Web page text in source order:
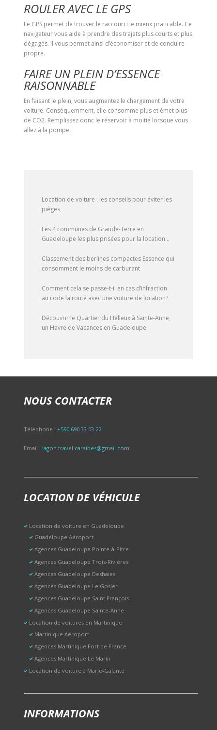
ROULER AVEC LE GPS
Le GPS permet de trouver le raccourci le mieux praticable. Ce
navigateur vous aide à prendre des trajets plus courts et plus
dégagés. Il vous permet ainsi d’économiser et de conduire
propre.
FAIRE UN PLEIN D’ESSENCE
RAISONNABLE
En faisant le plein, vous augmentez le chargement de votre
voiture. Conséquemment, elle consomme plus et émet plus
de CO2. Remplissez donc le réservoir à moitié lorsque vous
allez à la pompe.
Location de voiture : les conseils pour éviter les
pièges
Les 4 communes de Grande-Terre en
Guadeloupe les plus prisées pour la location
Classement des berlines compactes Essence qui
consomment le moins de carburant
Comment cela se passe-t-il en cas d’infraction
au code la route avec une voiture de location?
Découvrir le Quartier du Helleux à Sainte-Anne,
un Havre de Vacances en Guadeloupe
NOUS CONTACTER
Téléphone : +590 690 33 03 22
Email : lagon.travel.caraibes@gmail.com
LOCATION DE VÉHICULE
Location de voiture en Guadeloupe
Guadeloupe Aéroport
Agences Guadeloupe Pointe-à-Pitre
Agences Guadeloupe Trois-Rivières
Agences Guadeloupe Deshaies
Agences Guadeloupe Le Gosier
Agences Guadeloupe Saint François
Agences Guadeloupe Sainte-Anne
Location de voitures en Martinique
Martinique Aéroport
Agences Martinique Fort de France
Agences Martinique Le Marin
Location de voiture à Marie-Galante
INFORMATIONS